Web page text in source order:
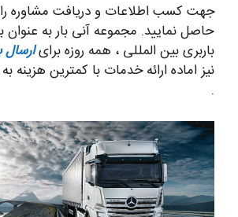
جهت کسب اطلاعات و دریافت مشاوره
حاصل نمایید. مجموعه آنی بار به
باربری بین المللی ، همه روزه برایارسال
نیز اماده ارائه خدمات با کمترین هزینه
.